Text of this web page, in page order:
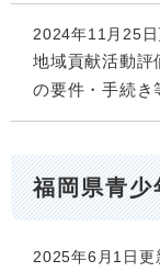
2024年11月25日
地域貢献活動評
の要件・手続き
福岡県青
2025年6月1日更